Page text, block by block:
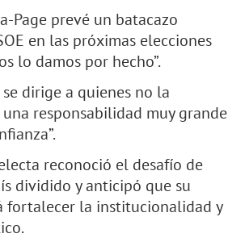
Page prevé un batacazo
en las próximas elecciones
lo damos por hecho”.
dirige a quienes no la
una responsabilidad muy grande
reconoció el desafío de
dividido y anticipó que su
fortalecer la institucionalidad y